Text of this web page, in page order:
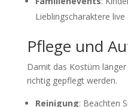
Lieblingscharaktere live
Pflege und
Damit das Kostüm
richtig gepflegt werden.
Reinigung: Beachten